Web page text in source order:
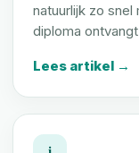
natuurlijk zo
diploma
Lees artikel →